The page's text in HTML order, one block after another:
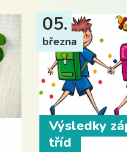
Výsledky
tříd
05.
března